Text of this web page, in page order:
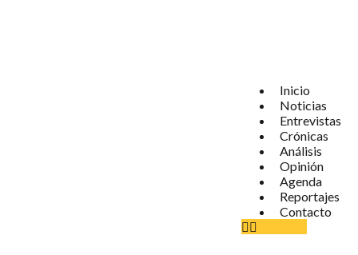
Inicio
Noticias
Entrevistas
Crónicas
Análisis
Opinión
Agenda
Reportajes
Contacto